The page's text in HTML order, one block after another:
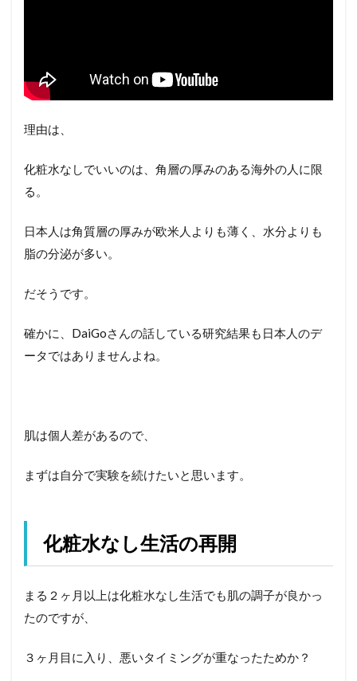
理由は、
化粧水なしでいいのは、角層の厚みのある海外の人に限
る。
日本人は角質層の厚みが欧米人よりも薄く、水分よりも
脂の分泌が多い。
だそうです。
確かに、DaiGoさんの話している研究結果も日本人のデ
ータではありませんよね。
肌は個人差があるので、
まずは自分で実験を続けたいと思います。
化粧水なし生活の再開
まる２ヶ月以上は化粧水なし生活でも肌の調子が良かっ
たのですが、
３ヶ月目に入り、悪いタイミングが重なったためか？